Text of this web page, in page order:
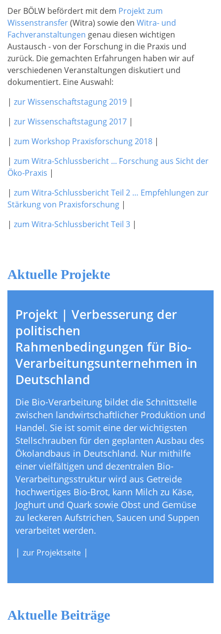
Der BÖLW befördert mit dem Projekt zum
Wissenstransfer(Witra) sowie den Witra- und
Fachveranstaltungen genau diesen wichtigen
Austausch - von der Forschung in die Praxis und
zurück. Die gemachten Erfahrungen haben wir auf
verschiedenen Veranstaltungen diskutiert und
dokumentiert. Eine Auswahl:
| zur Wissenschaftstagung 2019 |
| zur Wissenschaftstagung 2017 |
| zum Workshop Praxisforschung 2018 |
| zum Witra-Schlussbericht ... Forschung aus Sicht der
Öko-Praxis |
| zum Witra-Schlussbericht Teil 2 … Empfehlungen zur
Stärkung von Praxisforschung |
| zum Witra-Schlussbericht Teil 3 |
Aktuelle Projekte
Projekt | Verbesserung der
politischen
Rahmenbedingungen für Bio-
Verarbeitungsunternehmen in
Deutschland
Die Bio-Verarbeitung bildet die Schnittstelle
zwischen landwirtschaftlicher Produktion und
Handel. Sie ist somit eine der wichtigsten
Stellschrauben für den geplanten Ausbau des
Ökolandbaus in Deutschland. Nur mithilfe
einer vielfältigen und dezentralen Bio-
Verarbeitungsstruktur wird aus Getreide
hochwertiges Bio-Brot, kann Milch zu Käse,
Joghurt und Quark sowie Obst und Gemüse
zu leckeren Aufstrichen, Saucen und Suppen
verarbeitet werden.
| zur Projektseite |
Aktuelle Beiträge